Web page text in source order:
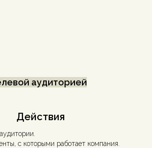
аудиторией
Действия
с которыми работает компания.